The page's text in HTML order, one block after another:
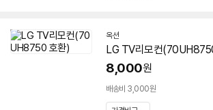
옥션
LG TV리모컨(
8,000원
배송비 3,000원